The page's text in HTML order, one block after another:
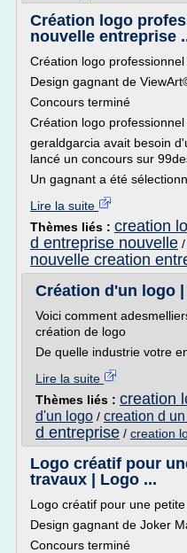
Création logo
nouvelle entreprise
Création logo professionnel
Design gagnant de
Concours terminé
Création logo
geraldgarcia avait besoin
lancé un concours sur
Un gagnant a été
Lire la suite
Thèmes liés : creation
d entreprise nouvelle /
nouvelle creation
Création d'un logo
Voici comment
création de logo
De quelle industrie votre
Lire la suite
Thèmes liés : creation
d'un logo / creation d
d entreprise / creation
Logo créatif pour
travaux | Logo ...
Logo créatif pour une
Design gagnant de Joker
Concours terminé